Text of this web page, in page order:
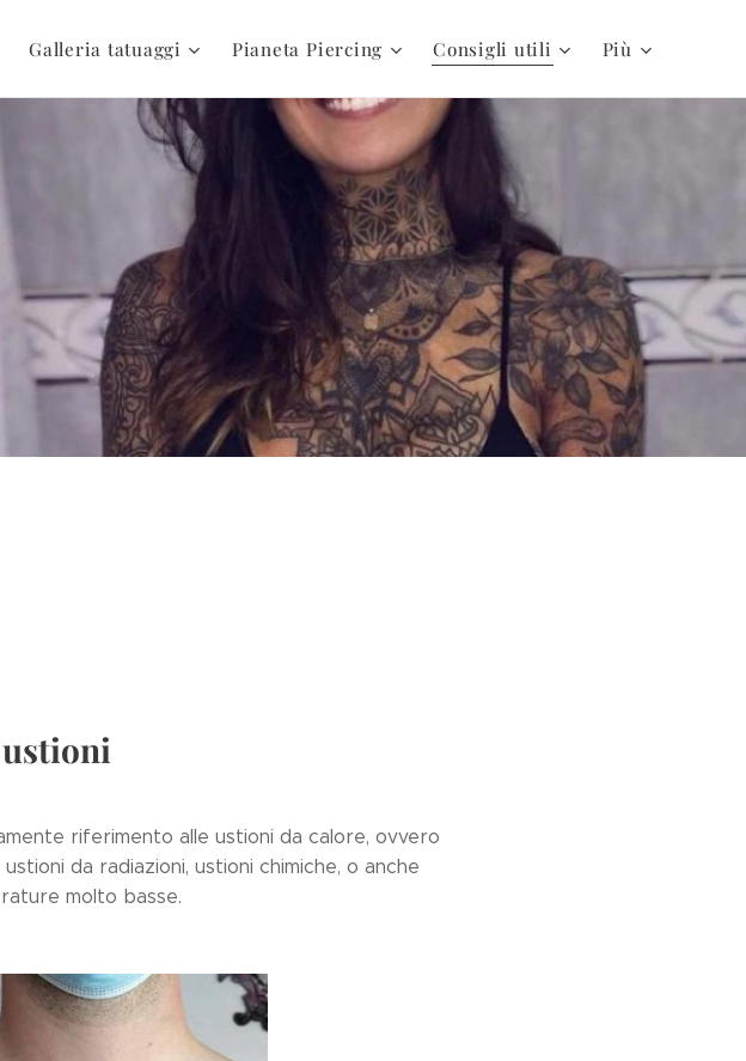
Galleria tatuaggi Pianeta Piercing Consigli utili Più
riferimento alle ustioni da calore, ovvero
da radiazioni, ustioni chimiche, o anche
molto basse.